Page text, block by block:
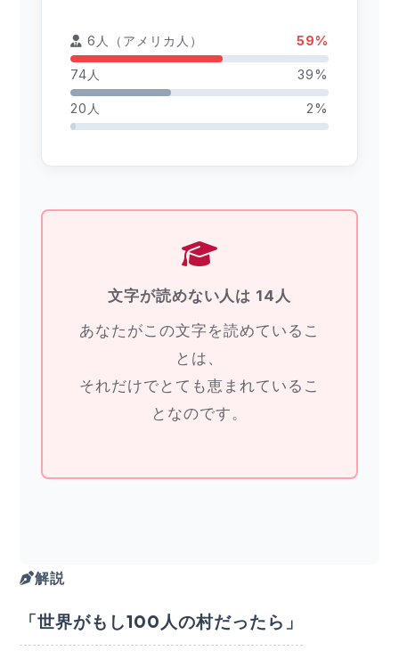
6人（アメリカ人） 59%
74人 39%
20人 2%
文字が読めない人は 14人
あなたがこの文字を読めているこ
とは、
それだけでとても恵まれているこ
となのです。
解説
「世界がもし100人の村だったら」